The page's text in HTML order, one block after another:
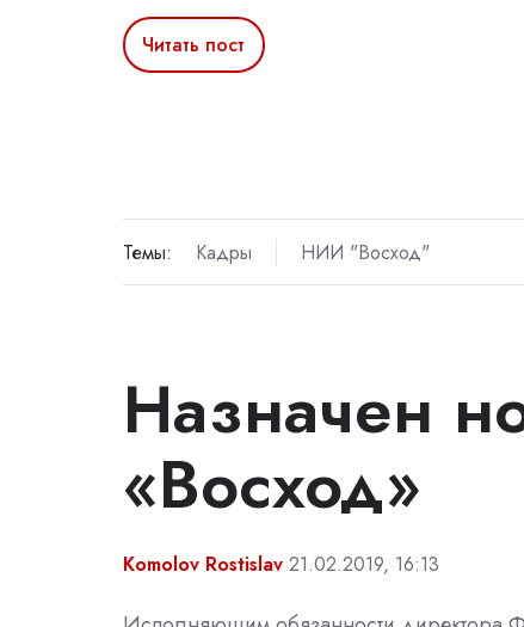
Читать пост
Темы: Кадры НИИ "Восход"
Назначен
«Восход»
Komolov Rostislav 21.02.2019, 16:13